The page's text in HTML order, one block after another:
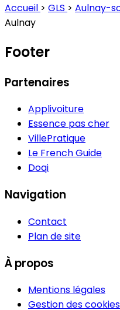
Accueil > GLS > Aulnay-
Aulnay
Footer
Partenaires
Applivoiture
Essence pas cher
VillePratique
Le French Guide
Doqi
Navigation
Contact
Plan de site
À propos
Mentions légales
Gestion des cookies